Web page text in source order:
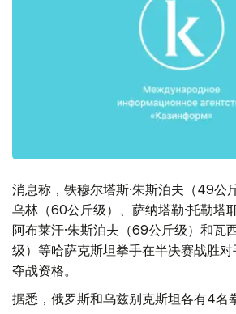
消息称，铁穆尔塔斯·朱斯泊夫（49公
乌林（60公斤级）、萨纳塔勒·托勒塔
阿布莱汗·朱斯泊夫（69公斤级）和瓦
级）等哈萨克斯坦拳手在半决赛战胜
夺战资格。
据悉，俄罗斯和乌兹别克斯坦各有4名